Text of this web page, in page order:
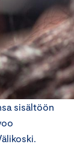
sisältöön